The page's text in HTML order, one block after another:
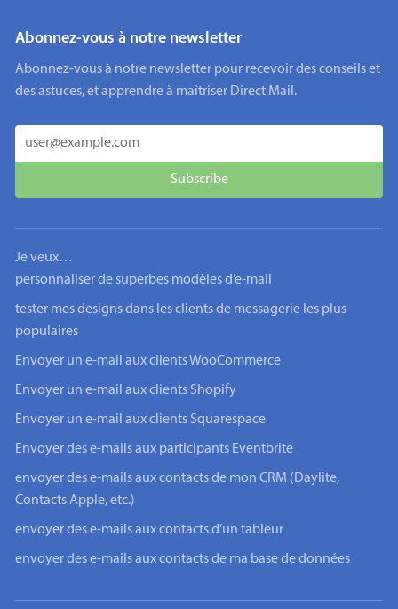
Abonnez-vous à notre newsletter
Abonnez-vous à notre newsletter pour recevoir des conseils et
des astuces, et apprendre à maîtriser Direct Mail.
Je veux…
personnaliser de superbes modèles d’e-mail
tester mes designs dans les clients de messagerie les plus
populaires
Envoyer un e-mail aux clients WooCommerce
Envoyer un e-mail aux clients Shopify
Envoyer un e-mail aux clients Squarespace
Envoyer des e-mails aux participants Eventbrite
envoyer des e-mails aux contacts de mon CRM (Daylite,
Contacts Apple, etc.)
envoyer des e-mails aux contacts d’un tableur
envoyer des e-mails aux contacts de ma base de données